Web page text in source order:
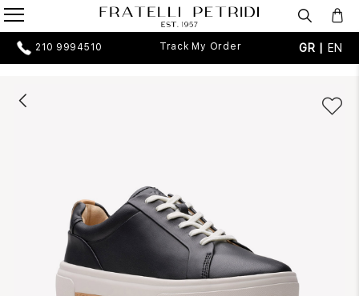
210 9994510 Track My Order GR | EN